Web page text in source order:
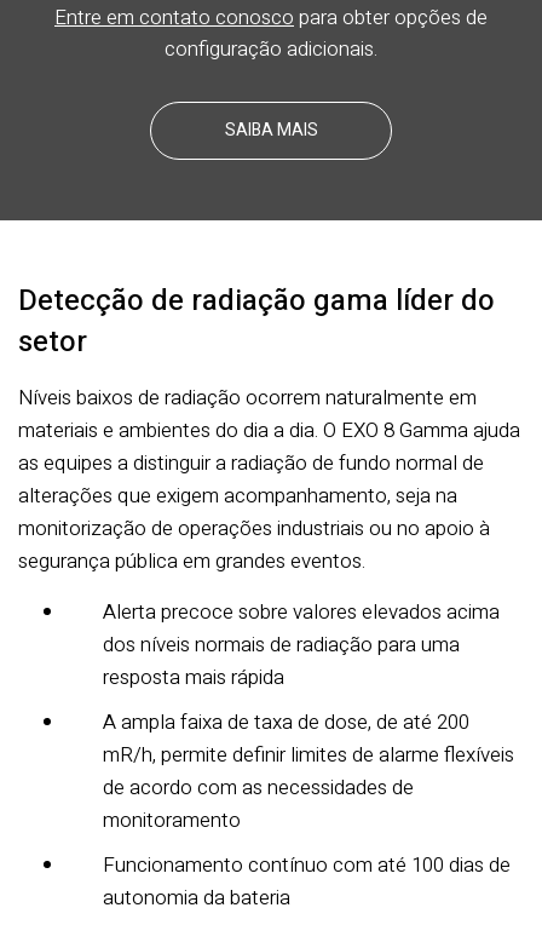
Entre em contato conosco para obter opções de
configuração adicionais.
SAIBA MAIS
Detecção de radiação gama líder do
setor
Níveis baixos de radiação ocorrem naturalmente em
materiais e ambientes do dia a dia. O EXO 8 Gamma ajuda
as equipes a distinguir a radiação de fundo normal de
alterações que exigem acompanhamento, seja na
monitorização de operações industriais ou no apoio à
segurança pública em grandes eventos.
Alerta precoce sobre valores elevados acima
dos níveis normais de radiação para uma
resposta mais rápida
A ampla faixa de taxa de dose, de até 200
mR/h, permite definir limites de alarme flexíveis
de acordo com as necessidades de
monitoramento
Funcionamento contínuo com até 100 dias de
autonomia da bateria